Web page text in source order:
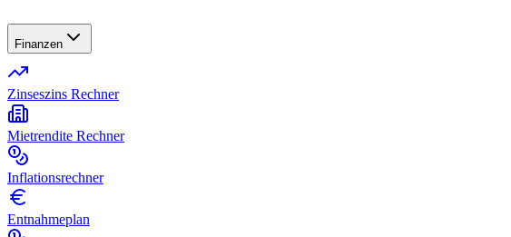
Finanzen
Zinseszins Rechner
Mietrendite Rechner
Inflationsrechner
Entnahmeplan